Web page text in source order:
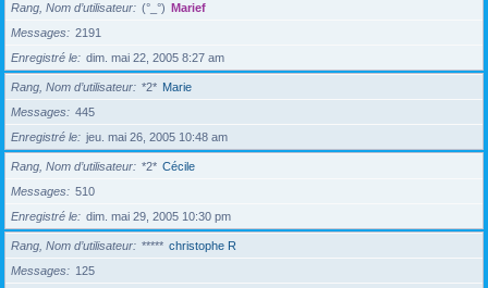
Rang, Nom d’utilisateur (°_°) Marief
Messages
2191
Enregistré le
dim. mai 22, 2005 8:27 am
Rang, Nom d’utilisateur *2* Marie
Messages
445
Enregistré le
jeu. mai 26, 2005 10:48 am
Rang, Nom d’utilisateur *2* Cécile
Messages
510
Enregistré le
dim. mai 29, 2005 10:30 pm
Rang, Nom d’utilisateur ***** christophe R
Messages
125